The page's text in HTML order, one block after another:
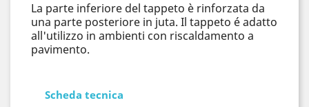
La parte inferiore del tappeto è rinforzata da
una parte posteriore in juta. Il tappeto é adatto
all'utilizzo in ambienti con riscaldamento a
pavimento.
Scheda tecnica